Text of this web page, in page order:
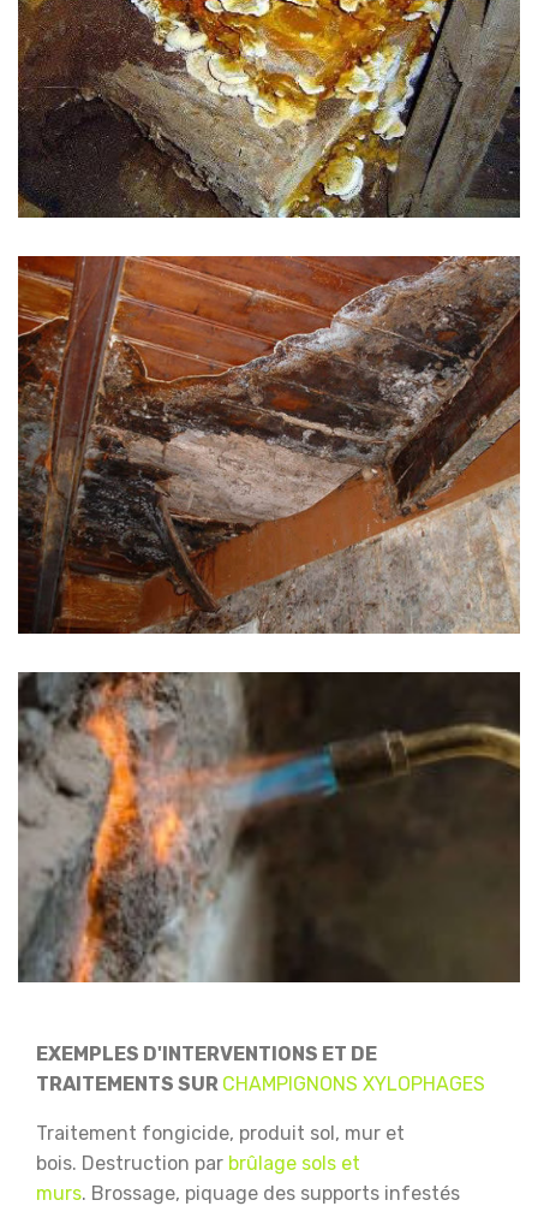
EXEMPLES D'INTERVENTIONS ET DE
TRAITEMENTS SUR CHAMPIGNONS XYLOPHAGES
Traitement fongicide, produit sol, mur et
bois. Destruction par brûlage sols et
murs. Brossage, piquage des supports infestés